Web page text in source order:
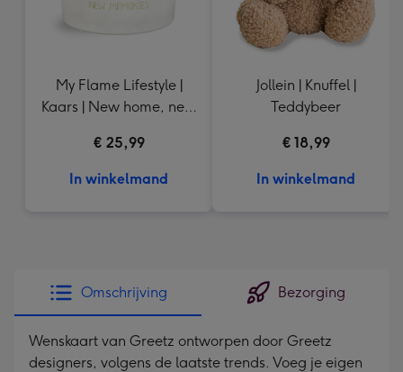
My Flame Lifestyle |
Kaars | New home, new
memories
€ 25,99
In winkelmand
Jollein | Knuffel |
Teddybeer
€ 18,99
In winkelmand
Omschrijving Bezorging
Wenskaart van Greetz ontworpen door Greetz
designers, volgens de laatste trends. Voeg je eigen